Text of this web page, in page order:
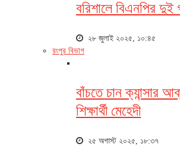
বরিশালে বিএনপির দুই
২৮ জুলাই ২০২৫, ১০:৪৫
রংপুর বিভাগ
বাঁচতে চান ক্যান্সার
শিক্ষার্থী মেহেদী
২৫ অগাস্ট ২০২৫, ১৮:৩৭